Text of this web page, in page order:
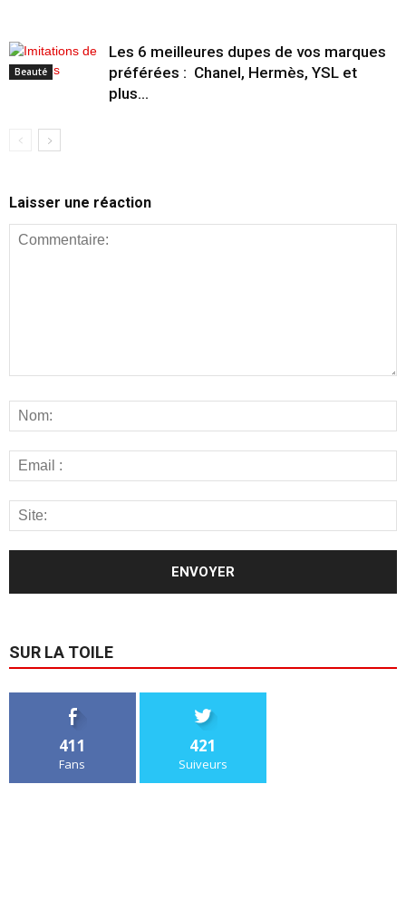
Beauté
Les 6 meilleures dupes de vos marques
préférées : Chanel, Hermès, YSL et
plus…
Laisser une réaction
SUR LA TOILE
411
Fans
421
Suiveurs